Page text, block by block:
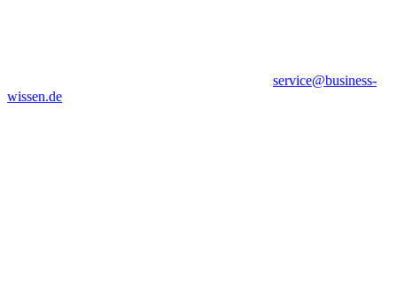
service@business-
wissen.de